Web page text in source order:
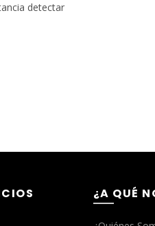
detectar
¿A QUÉ